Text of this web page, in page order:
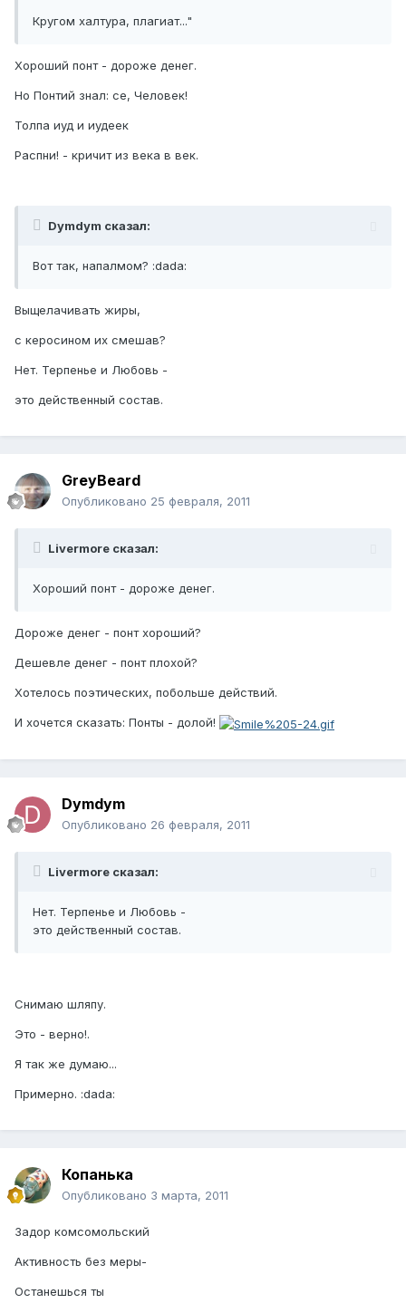
Кругом халтура, плагиат..."
Хороший понт - дороже денег.
Но Понтий знал: се, Человек!
Толпа иуд и иудеек
Распни! - кричит из века в век.
Dymdym сказал:
Вот так, напалмом? :dada:
Выщелачивать жиры,
с керосином их смешав?
Нет. Терпенье и Любовь -
это действенный состав.
GreyBeard
Опубликовано 25 февраля, 2011
Livermore сказал:
Хороший понт - дороже денег.
Дороже денег - понт хороший?
Дешевле денег - понт плохой?
Хотелось поэтических, побольше действий.
И хочется сказать: Понты - долой!
Dymdym
Опубликовано 26 февраля, 2011
Livermore сказал:
Нет. Терпенье и Любовь -
это действенный состав.
Снимаю шляпу.
Это - верно!.
Я так же думаю...
Примерно. :dada:
Копанька
Опубликовано 3 марта, 2011
Задор комсомольский
Активность без меры-
Останешься ты